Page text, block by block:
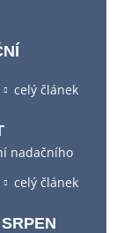
celý článek
nadačního
celý článek